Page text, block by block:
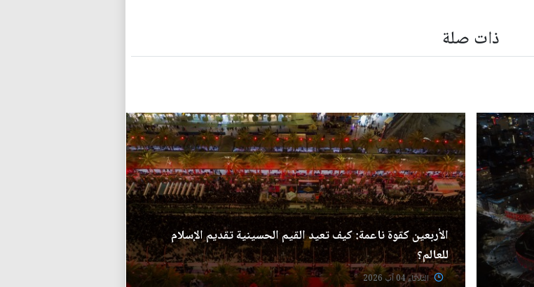
ذات صلة
الأربعين كقوة ناعمة: كيف تعيد القيم الحسينية تقديم الإسلام
للعالم؟
الثلاثاء 04 آب 2026